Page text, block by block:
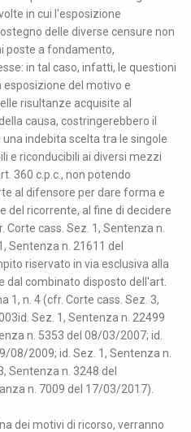
in cui l'esposizione
delle diverse censure non
poste a fondamento,
in tal caso, infatti, le questioni
del motivo e
risultanze acquisite al
causa, costringerebbero il
indebita scelta tra le singole
e riconducibili ai diversi mezzi
360 c.p.c., non potendo
al difensore per dare forma e
del ricorrente, al fine di decidere
cass. Sez. 1, Sentenza n.
Sentenza n. 21611 del
riservato in via esclusiva alla
combinato disposto dell'art.
1, n. 4 (cfr. Corte cass. Sez. 3,
Sez. 1, Sentenza n. 22499
n. 5353 del 08/03/2007; id.
08/2009; id. Sez. 1, Sentenza n.
Sentenza n. 3248 del
n. 7009 del 17/03/2017).
dei motivi di ricorso, verranno